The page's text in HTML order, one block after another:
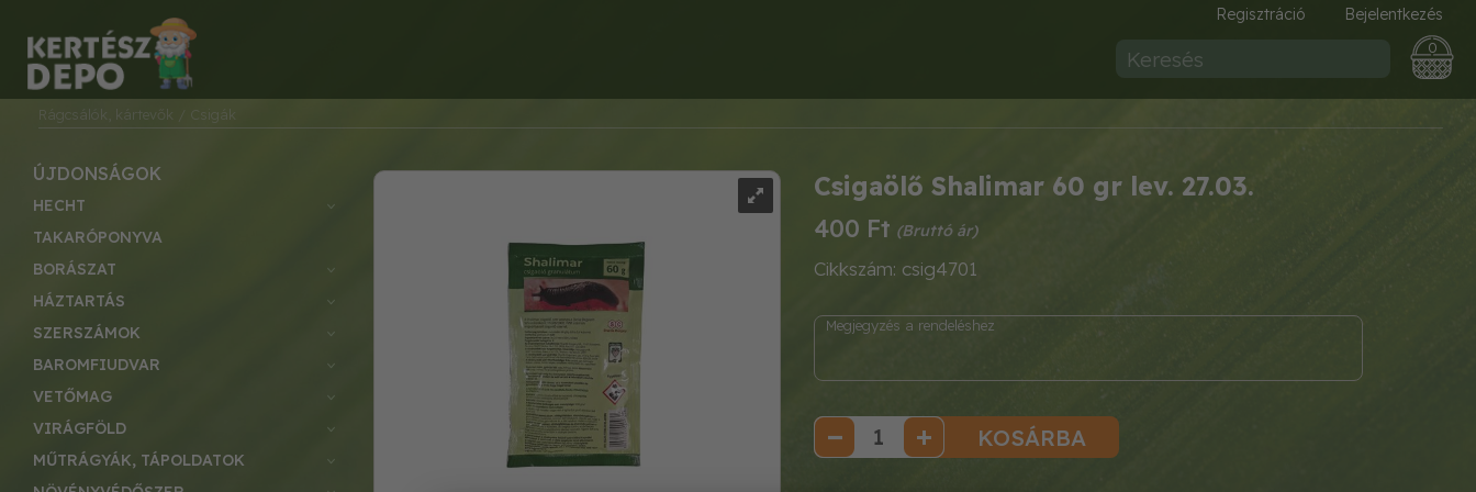
Regisztráció Bejelentkezés
0
Rágcsálók, kártevők / Csigák
Csigaölő Shalimar 60 gr lev. 27.03.
400 Ft
Cikkszám: csig4701
KOSÁRBA
ÚJDONSÁGOK
HECHT
TAKARÓPONYVA
BORÁSZAT
HÁZTARTÁS
SZERSZÁMOK
BAROMFIUDVAR
VETŐMAG
VIRÁGFÖLD
MŰTRÁGYÁK, TÁPOLDATOK